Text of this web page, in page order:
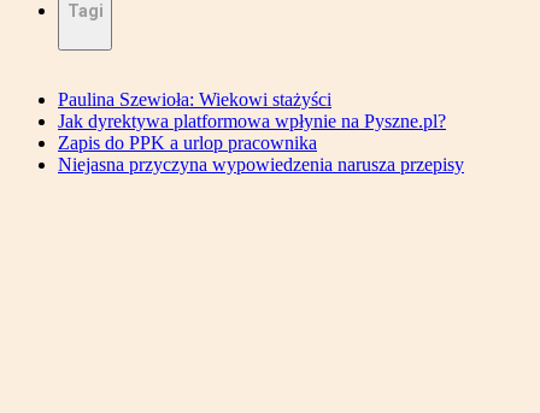
Tagi
Paulina Szewioła: Wiekowi stażyści
Jak dyrektywa platformowa wpłynie na Pyszne.pl?
Zapis do PPK a urlop pracownika
Niejasna przyczyna wypowiedzenia narusza przepisy